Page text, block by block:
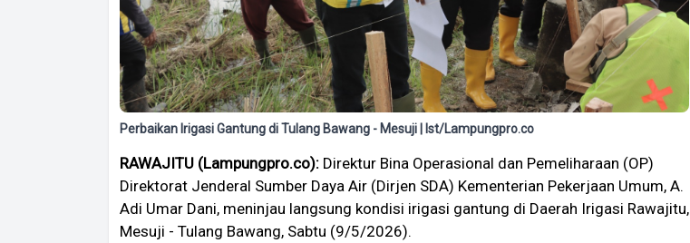
Perbaikan Irigasi Gantung di Tulang Bawang - Mesuji | Ist/Lampungpro.co
RAWAJITU (Lampungpro.co): Direktur Bina Operasional dan Pemeliharaan (OP)
Direktorat Jenderal Sumber Daya Air (Dirjen SDA) Kementerian Pekerjaan Umum, A.
Adi Umar Dani, meninjau langsung kondisi irigasi gantung di Daerah Irigasi Rawajitu,
Mesuji - Tulang Bawang, Sabtu (9/5/2026).